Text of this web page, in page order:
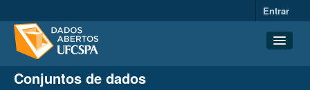
Entrar
Conjuntos de dados
Conjuntos de dados